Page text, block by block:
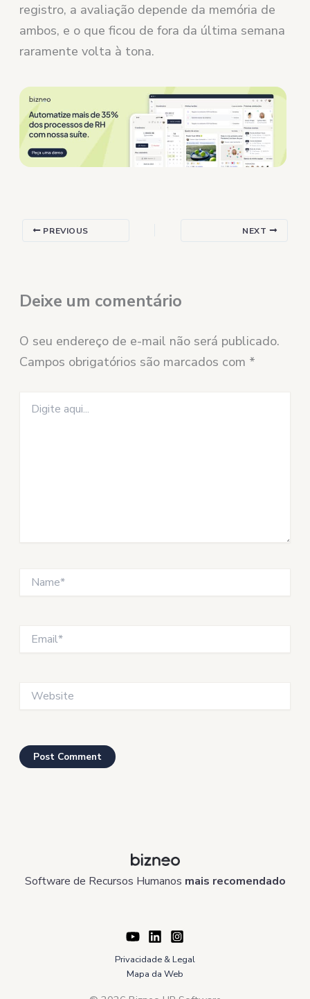
registro, a avaliação depende da memória de
ambos, e o que ficou de fora da última semana
raramente volta à tona.
PREVIOUS NEXT
Deixe um comentário
O seu endereço de e-mail não será publicado.
Campos obrigatórios são marcados com *
aqui...
Software de Recursos Humanos mais recomendado
Privacidade & Legal
Mapa da Web